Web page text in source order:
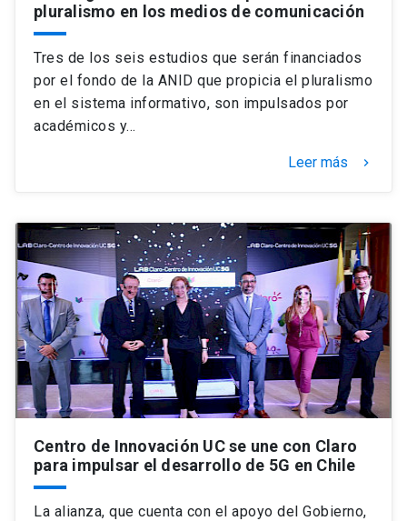
pluralismo en los medios de comunicación
Tres de los seis estudios que serán financiados
por el fondo de la ANID que propicia el pluralismo
en el sistema informativo, son impulsados por
académicos y…
Leer más keyboard_arrow_right
Centro de Innovación UC se une con Claro
para impulsar el desarrollo de 5G en Chile
La alianza, que cuenta con el apoyo del Gobierno,